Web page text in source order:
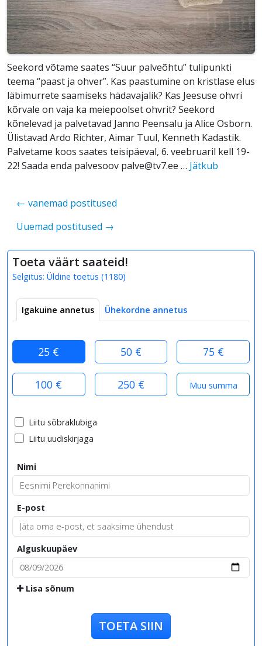
Seekord võtame saates “Suur palveõhtu” tulipunkti
teema “paast ja ohver”. Kas paastumine on kristlase elus
läbimurrete saamiseks hädavajalik? Kas Jeesuse ohvri
kõrvale on vaja ka meiepoolset ohvrit? Seekord
kõnelevad ja palvetavad Janno Peensalu ja Alice Osborn.
Ülistavad Ardo Richter, Aimar Tuul, Kenneth Kadastik.
Palvetame koos saates teisipäeval, 6. veebruaril kell 19-
22! Saada enda palvesoov palve@tv7.ee … Jätkub
← vanemad postitused
Uuemad postitused →
Toeta väärt saateid!
Selgitus: Üldine toetus (1180)
Igakuine annetus Ühekordne annetus
25 € 50 € 75 €
100 € 250 €
Liitu sõbraklubiga
Liitu uudiskirjaga
Nimi
E-post
Alguskuupäev
Lisa sõnum
TOETA SIIN